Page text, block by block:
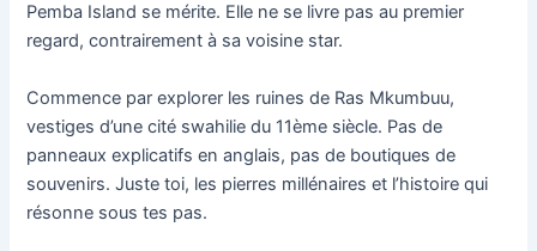
Pemba Island se mérite. Elle ne se livre pas au premier
regard, contrairement à sa voisine star.
Commence par explorer les ruines de Ras Mkumbuu,
vestiges d’une cité swahilie du 11ème siècle. Pas de
panneaux explicatifs en anglais, pas de boutiques de
souvenirs. Juste toi, les pierres millénaires et l’histoire qui
résonne sous tes pas.